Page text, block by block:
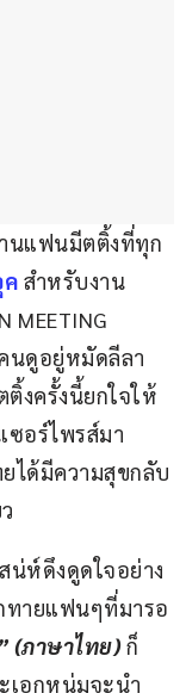
นแฟนมีตติ้งที่ทุก
สำหรับงาน
MEETING
คนดูอยู่หมัดลีลา
งครั้งนี้ยกใจให้
ซอร์ไพรส์มา
ได้มีความสุขกลับ
น่ห์ดึงดูดใจอย่าง
ทายแฟนๆที่มารอ
(ภาษาไทย) ก็
เอกหนุ่มจะนำ